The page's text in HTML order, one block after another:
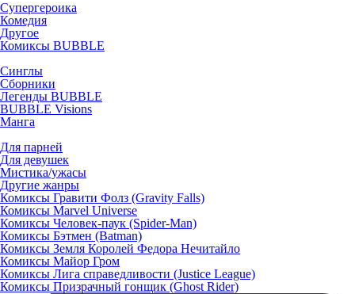
Супергероика
Комедия
Другое
Комиксы BUBBLE
Синглы
Сборники
Легенды BUBBLE
BUBBLE Visions
Манга
Для парней
Для девушек
Мистика/ужасы
Другие жанры
Комиксы Гравити Фолз (Gravity Falls)
Комиксы Marvel Universe
Комиксы Человек-паук (Spider-Man)
Комиксы Бэтмен (Batman)
Комиксы Земля Королей Федора Нечитайло
Комиксы Майор Гром
Комиксы Лига справедливости (Justice League)
Комиксы Призрачный гонщик (Ghost Rider)